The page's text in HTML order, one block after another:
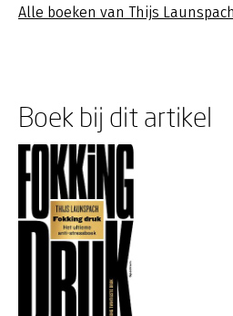
Alle boeken van Thijs Launspach
Boek bij dit artikel